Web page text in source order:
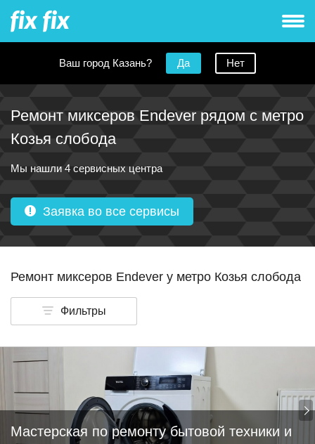
Ваш город Казань? Да Нет
Ремонт миксеров Endever рядом с метро
Козья слобода
Мы нашли 4 сервисных центра
Заявка во все сервисы
Ремонт миксеров Endever у метро Козья слобода
Фильтры
Мастерская по ремонту бытовой техники и